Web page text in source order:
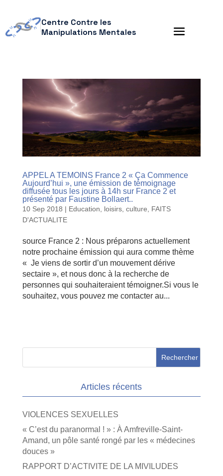
Centre Contre les
Manipulations Mentales
APPEL A TEMOINS France 2 « Ça Commence
Aujourd’hui », une émission de témoignage
diffusée tous les jours à 14h sur France 2 et
présenté par Faustine Bollaert..
10 Sep 2018 | Education, loisirs, culture
FAITS
D'ACTUALITE
source France 2 : Nous préparons actuellement
notre prochaine émission qui aura comme thème
« Je viens de sortir d’un mouvement dérive
sectaire », et nous donc à la recherche de
personnes qui souhaiteraient témoigner.Si vous le
souhaitez, vous pouvez me contacter au...
Articles récents
VIOLENCES SEXUELLES
« C’est du paranormal ! » : À Amfreville-Saint-
Amand, un pôle santé rongé par les « médecines
douces »
RAPPORT D’ACTIVITE DE LA MIVILUDES